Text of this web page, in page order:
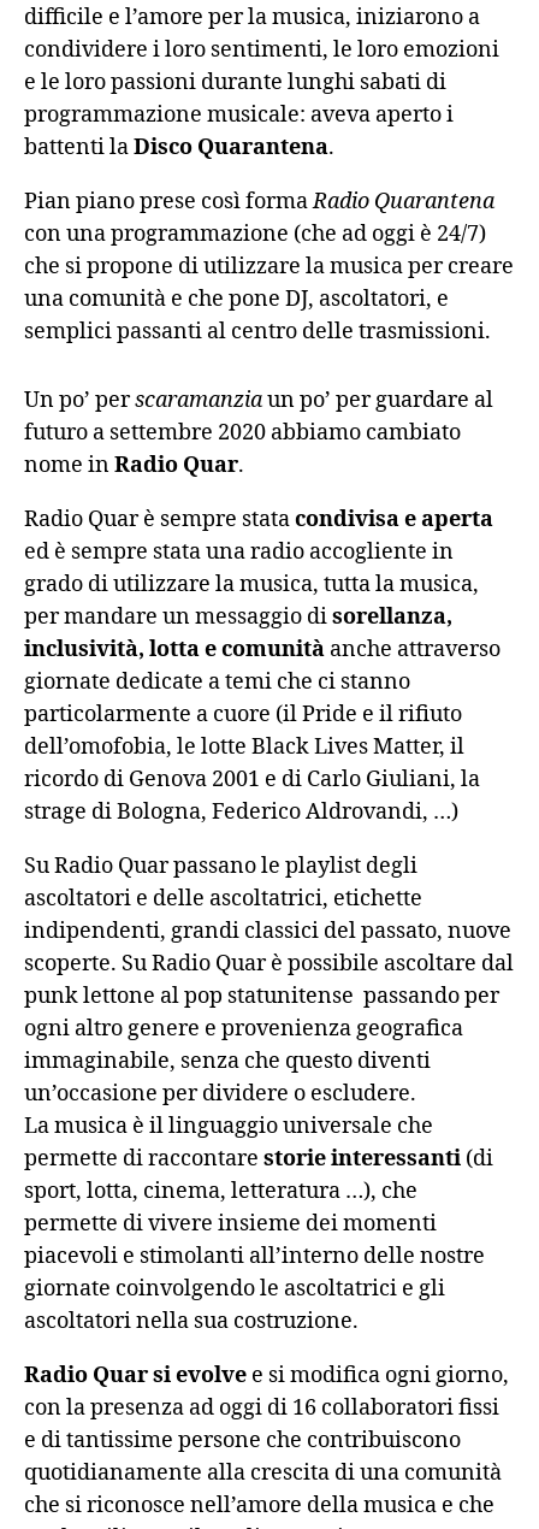
difficile e l’amore per la musica, iniziarono a
condividere i loro sentimenti, le loro emozioni
e le loro passioni durante lunghi sabati di
programmazione musicale: aveva aperto i
battenti laDisco Quarantena.
Pian piano prese così formaRadio Quarantena
con una programmazione (che ad oggi è 24/7)
che si propone di utilizzare la musica per creare
una comunità e che pone DJ, ascoltatori, e
semplici passanti al centro delle trasmissioni.
Un po’ perscaramanziaun po’ per guardare al
futuro a settembre 2020 abbiamo cambiato
nome inRadio Quar.
Radio Quar è sempre statacondivisa e aperta
ed è sempre stata una radio accogliente in
grado di utilizzare la musica, tutta la musica,
per mandare un messaggio disorellanza,
inclusività, lotta e comunità anche attraverso
giornate dedicate a temi che ci stanno
particolarmente a cuore (il Pride e il rifiuto
dell’omofobia, le lotte Black Lives Matter, il
ricordo di Genova 2001 e di Carlo Giuliani, la
strage di Bologna, Federico Aldrovandi, …)
Su Radio Quar passano le playlist degli
ascoltatori e delle ascoltatrici, etichette
indipendenti, grandi classici del passato, nuove
scoperte. Su Radio Quar è possibile ascoltare dal
punk lettone al pop statunitense passando per
ogni altro genere e provenienza geografica
immaginabile, senza che questo diventi
un’occasione per dividere o escludere.
La musica è il linguaggio universale che
permette di raccontare storie interessanti (di
sport, lotta, cinema, letteratura …), che
permette di vivere insieme dei momenti
piacevoli e stimolanti all’interno delle nostre
giornate coinvolgendo le ascoltatrici e gli
ascoltatori nella sua costruzione.
Radio Quar si evolve e si modifica ogni giorno,
con la presenza ad oggi di 16 collaboratori fissi
e di tantissime persone che contribuiscono
quotidianamente alla crescita di una comunità
che si riconosce nell’amore della musica e che